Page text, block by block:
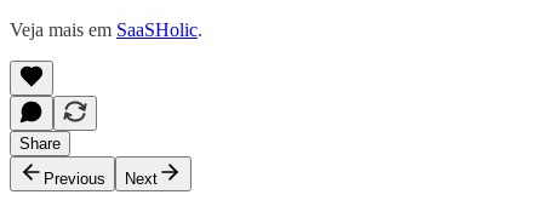
Veja mais em SaaSHolic.
Share
Previous
Next